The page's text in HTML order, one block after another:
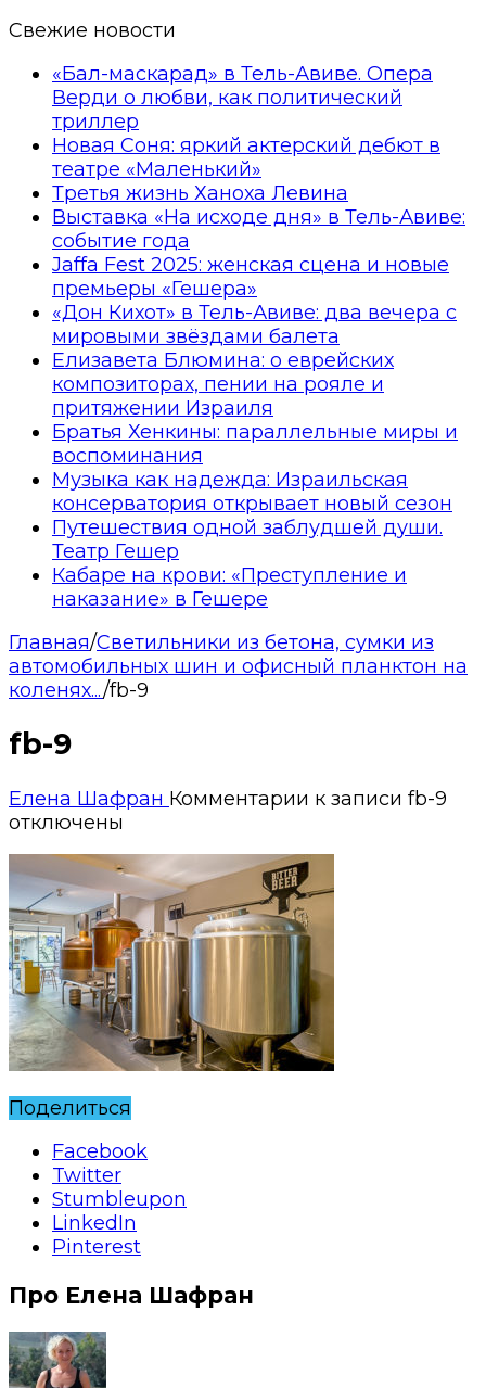
Свежие новости
«Бал-маскарад» в Тель-Авиве. Опера
Верди о любви, как политический
триллер
Новая Соня: яркий актерский дебют в
театре «Маленький»
Третья жизнь Ханоха Левина
Выставка «На исходе дня» в Тель-Авиве:
событие года
Jaffa Fest 2025: женская сцена и новые
премьеры «Гешера»
«Дон Кихот» в Тель-Авиве: два вечера с
мировыми звёздами балета
Елизавета Блюмина: о еврейских
композиторах, пении на рояле и
притяжении Израиля
Братья Хенкины: параллельные миры и
воспоминания
Музыка как надежда: Израильская
консерватория открывает новый сезон
Путешествия одной заблудшей души.
Театр Гешер
Кабаре на крови: «Преступление и
наказание» в Гешере
Главная/Светильники из бетона, сумки из
автомобильных шин и офисный планктон на
коленях.../fb-9
fb-9
Елена Шафран Комментарии к записи fb-9
отключены
Поделиться
Facebook
Twitter
Stumbleupon
LinkedIn
Pinterest
Про Елена Шафран